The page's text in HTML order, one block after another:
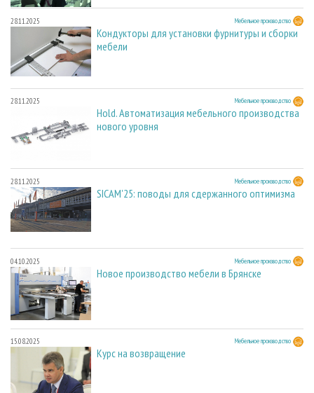
28.11.2025 Мебельное производство
Кондукторы для установки фурнитуры и сборки
мебели
28.11.2025 Мебельное производство
Hold. Автоматизация мебельного производства
нового уровня
28.11.2025 Мебельное производство
SICAM'25: поводы для сдержанного оптимизма
04.10.2025 Мебельное производство
Новое производство мебели в Брянске
15.08.2025 Мебельное производство
Курс на возвращение